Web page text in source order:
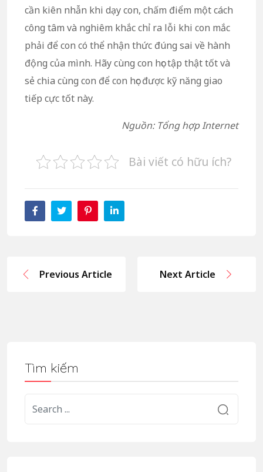
cần kiên nhẫn khi dạy con, chấm điểm một cách
công tâm và nghiêm khắc chỉ ra lỗi khi con mắc
phải để con có thể nhận thức đúng sai về hành
động của mình. Hãy cùng con học tập thật tốt và
sẻ chia cùng con để con học được kỹ năng giao
tiếp cực tốt này.
Nguồn: Tổng hợp Internet
Bài viết có hữu ích?
Previous Article Next Article
Tìm kiếm